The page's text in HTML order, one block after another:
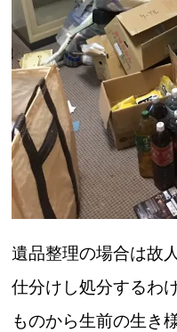
遺品整理の場合は故
仕分けし処分するわ
ものから生前の生き